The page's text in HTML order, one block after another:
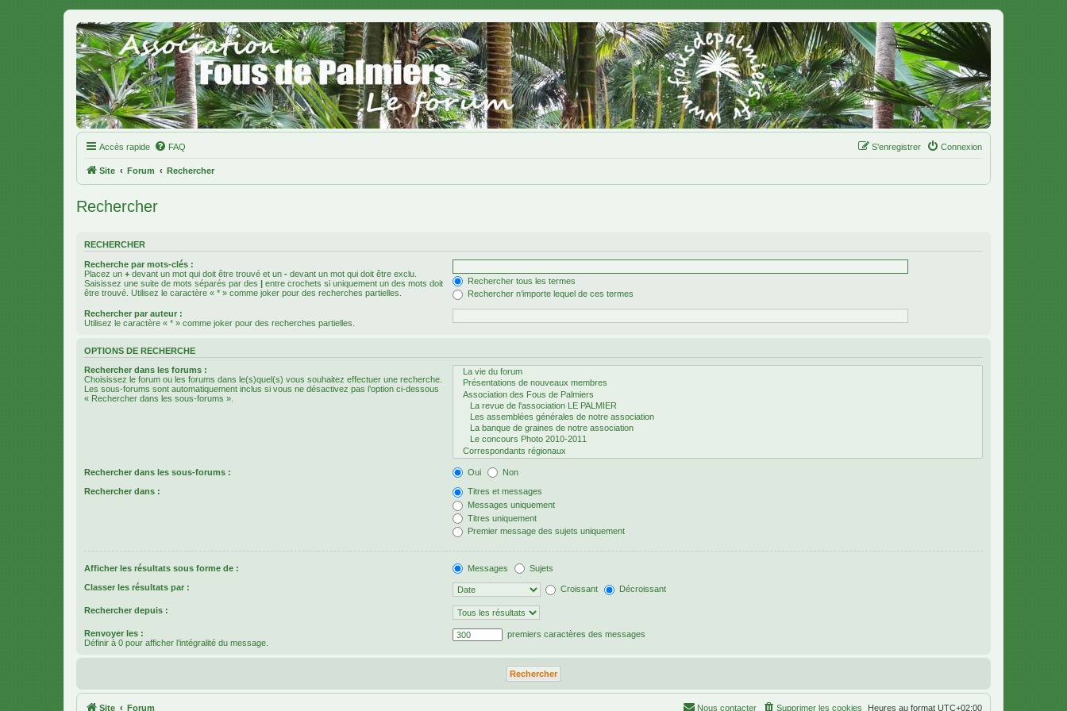
Accès rapide FAQ Connexion
S’enregistrer
Site Forum Rechercher
Rechercher
RECHERCHER
Recherche par mots-clés :
Placez un + devant un mot qui doit être trouvé et un - devant un mot qui doit être exclu.
Saisissez une suite de mots séparés par des | entre crochets si uniquement un des mots doit
être trouvé. Utilisez le caractère « * » comme joker pour des recherches partielles.
Rechercher tous les termes
Rechercher n’importe lequel de ces termes
Rechercher par auteur :
Utilisez le caractère « * » comme joker pour des recherches partielles.
OPTIONS DE RECHERCHE
Rechercher dans les forums :
Choisissez le forum ou les forums dans le(s)quel(s) vous souhaitez effectuer une recherche.
Les sous-forums sont automatiquement inclus si vous ne désactivez pas l’option ci-dessous
« Rechercher dans les sous-forums ».
Rechercher dans les sous-forums : Oui Non
Rechercher dans :
Titres et messages
Messages uniquement
Titres uniquement
Premier message des sujets uniquement
Afficher les résultats sous forme de : Messages Sujets
Classer les résultats par : Croissant Décroissant
Rechercher depuis :
Renvoyer les :
Définir à 0 pour afficher l’intégralité du message.
premiers caractères des messages
Site Forum Heures au format UTC+02:00
Supprimer les cookies
Nous contacter